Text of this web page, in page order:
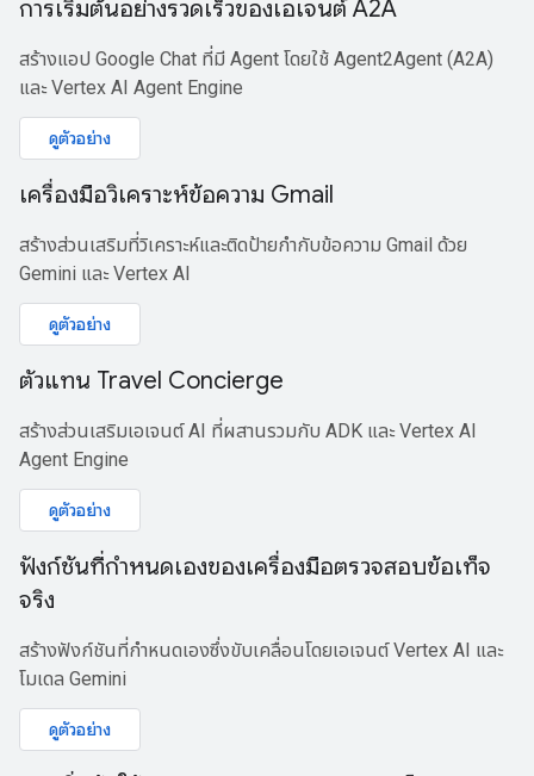
การเริ่มต้นอย่างรวดเร็วของเอเจนต์ A2A
สร้างแอป Google Chat ที่มี Agent โดยใช้ Agent2Agent (A2A)
และ Vertex AI Agent Engine
ดูตัวอย่าง
เครื่องมือวิเคราะห์ข้อความ Gmail
สร้างส่วนเสริมที่วิเคราะห์และติดป้ายกำกับข้อความ Gmail ด้วย
Gemini และ Vertex AI
ดูตัวอย่าง
ตัวแทน Travel Concierge
สร้างส่วนเสริมเอเจนต์ AI ที่ผสานรวมกับ ADK และ Vertex AI
Agent Engine
ดูตัวอย่าง
ฟังก์ชันที่กำหนดเองของเครื่องมือตรวจสอบข้อเท็จ
จริง
สร้างฟังก์ชันที่กำหนดเองซึ่งขับเคลื่อนโดยเอเจนต์ Vertex AI และ
โมเดล Gemini
ดูตัวอย่าง